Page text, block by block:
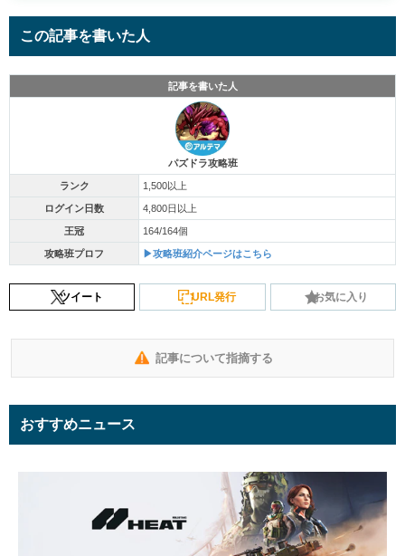
この記事を書いた人
記事を書いた人
パズドラ攻略班
ランク 1,500以上
ログイン日数 4,800日以上
王冠 164/164個
攻略班プロフ ▶攻略班紹介ページはこちら
ツイート URL発行 お気に入り
記事について指摘する
おすすめニュース